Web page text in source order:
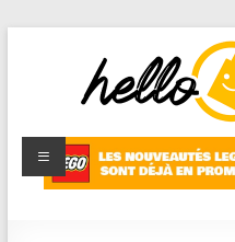
HelloBricks
Blog LEGO,
nouveaut�s